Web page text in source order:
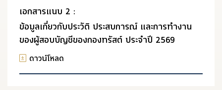
เอกสารแนบ 2 :
ข้อมูลเกี่ยวกับประวัติ ประสบการณ์ และการทำงาน
ของผู้สอบบัญชีของกองทรัสต์ ประจำปี 2569
ดาวน์โหลด